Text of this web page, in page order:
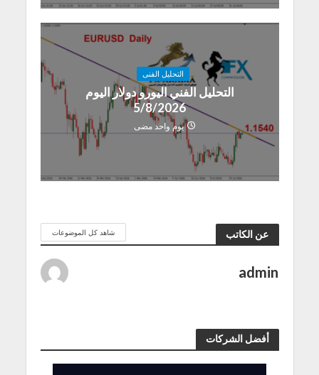
التحليل الفنى
التحليل الفني اليورو دولار اليوم
5/8/2026
يوم واحد مضى
عن الكاتب شاهد كل الموضوعات
admin
أفضل الشركات